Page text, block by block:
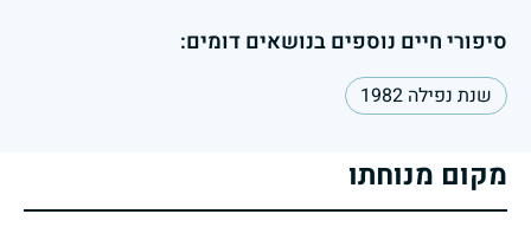
סיפורי חיים נוספים בנושאים דומים:
שנת נפילה 1982
מקום מנוחתו